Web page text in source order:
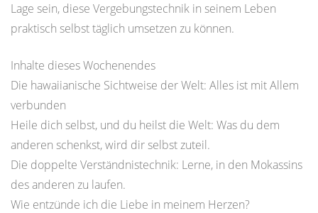
Lage sein, diese Vergebungstechnik in seinem Leben
praktisch selbst täglich umsetzen zu können.
Inhalte dieses Wochenendes
Die hawaiianische Sichtweise der Welt: Alles ist mit Allem
verbunden
Heile dich selbst, und du heilst die Welt: Was du dem
anderen schenkst, wird dir selbst zuteil.
Die doppelte Verständnistechnik: Lerne, in den Mokassins
des anderen zu laufen.
Wie entzünde ich die Liebe in meinem Herzen?